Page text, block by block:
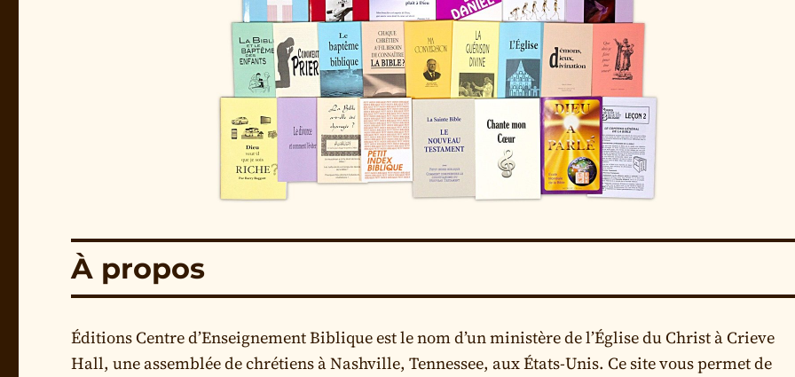
À propos
Éditions Centre d’Enseignement Biblique est le nom d’un ministère de l’Église du Christ à Crieve
Hall, une assemblée de chrétiens à Nashville, Tennessee, aux États-Unis. Ce site vous permet de